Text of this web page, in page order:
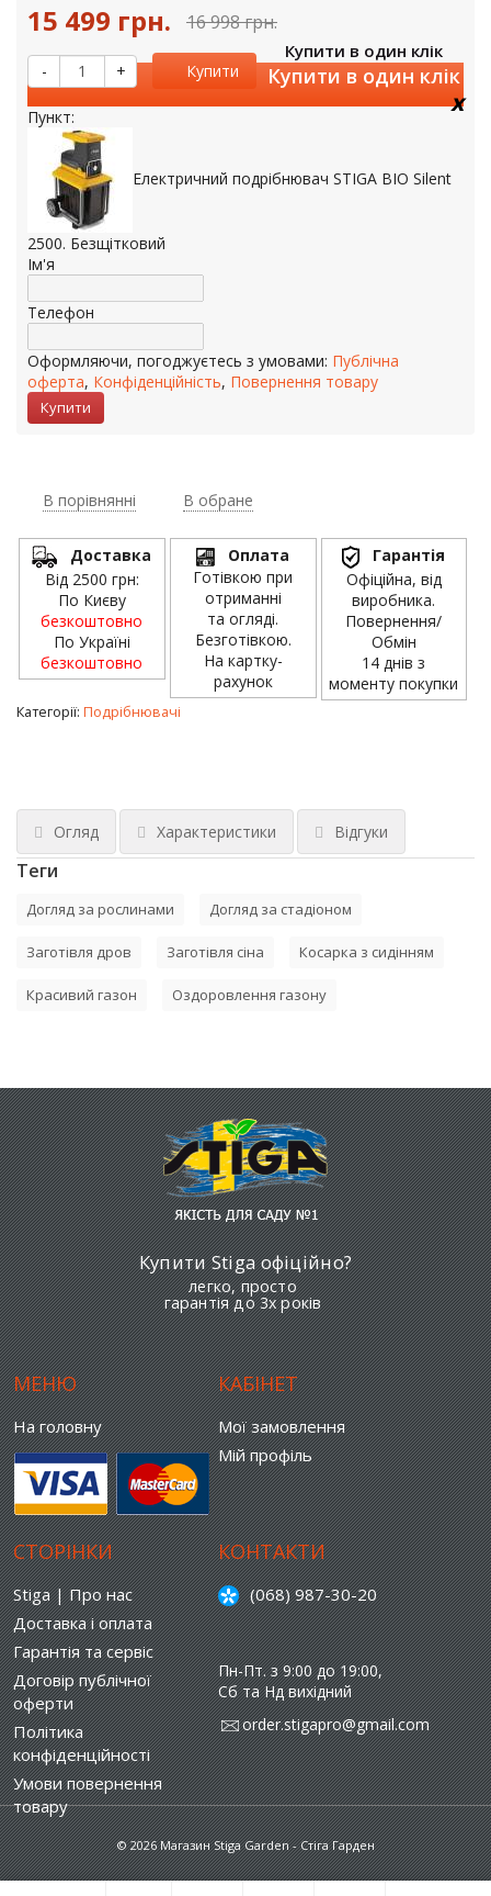
15 499 грн. 16 998 грн.
- + Купити
Купити в один клік
Купити в один клік
x
Пункт:
Електричний подрібнювач STIGA BIO Silent
2500. Безщітковий
Ім'я
Телефон
Оформляючи, погоджуєтесь з умовами: Публічна
оферта, Конфіденційність, Повернення товару
В порівнянні В обране
Доставка
Від 2500 грн:
По Києву
безкоштовно
По Україні
безкоштовно
Оплата
Готівкою при
отриманні
та огляді.
Безготівкою.
На картку-
рахунок
Гарантія
Офіційна, від
виробника.
Повернення/
Обмін
14 днів з
моменту покупки
Категорії: Подрібнювачі
Огляд Характеристики Відгуки
Теги
Догляд за рослинами Догляд за стадіоном
Заготівля дров Заготівля сіна Косарка з сидінням
Красивий газон Оздоровлення газону
Купити Stiga офіційно?
легко, просто
гарантія до 3х років
МЕНЮ
На головну
СТОРІНКИ
Stiga | Про нас
Доставка і оплата
Гарантія та сервіс
Договір публічної
оферти
Політика
конфіденційності
Умови повернення
товару
КАБІНЕТ
Мої замовлення
Мій профіль
КОНТАКТИ
(068) 987-30-20
Пн-Пт. з 9:00 до 19:00,
Сб та Нд вихідний
order.stigapro@gmail.com
© 2026 Магазин Stiga Garden - Стіга Гарден